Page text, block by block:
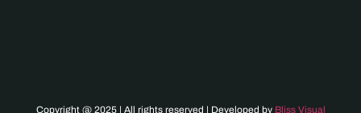
Copyright @ 2025 | All rights reserved | Developed by Bliss Visual